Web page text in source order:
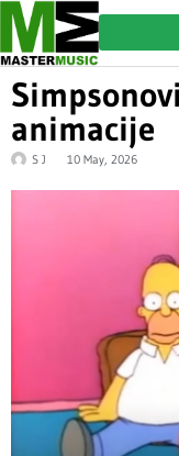
animacije
S J 10 May, 2026